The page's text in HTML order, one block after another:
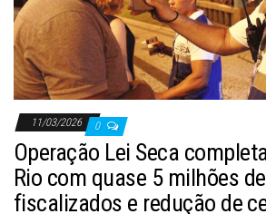
11/03/2026 0
Operação Lei Seca
Rio com quase 5 milhões
fiscalizados e redução de